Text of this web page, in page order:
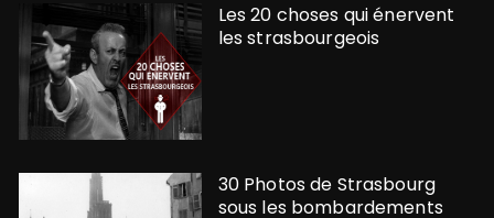
Les 20 choses qui énervent
les strasbourgeois
30 Photos de Strasbourg
sous les bombardements